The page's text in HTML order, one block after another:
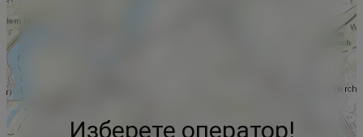
Изберете оператор!